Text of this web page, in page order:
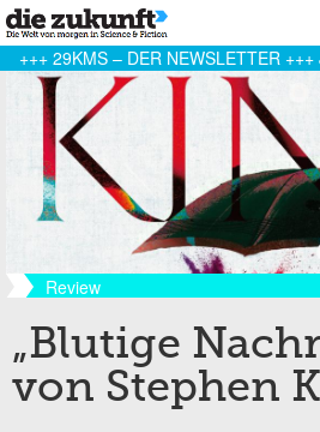
+++ 29KMS – DER NEWSLETTER
Review
„Blutige
von Stephen